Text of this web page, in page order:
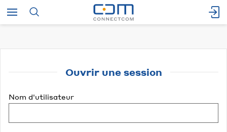
Ouvrir une session
Nom d'utilisateur